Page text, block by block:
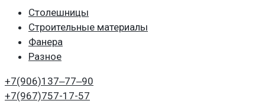
Столешницы
Строительные материалы
Фанера
Разное
+7(906)137‒77‒90
+7(967)757-17-57